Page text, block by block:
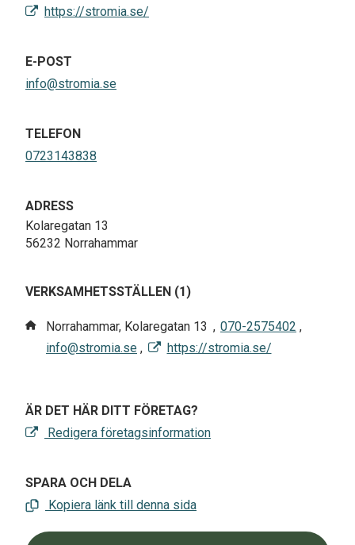
https://stromia.se/
E-POST
info@stromia.se
TELEFON
0723143838
ADRESS
Kolaregatan 13
56232 Norrahammar
VERKSAMHETSSTÄLLEN (1)
Norrahammar, Kolaregatan 13 , 070-2575402 ,
info@stromia.se , https://stromia.se/
ÄR DET HÄR DITT FÖRETAG?
Redigera företagsinformation
SPARA OCH DELA
Kopiera länk till denna sida